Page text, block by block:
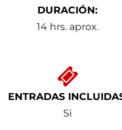
DURACIÓN:
14 hrs. aprox.
ENTRADAS
Si